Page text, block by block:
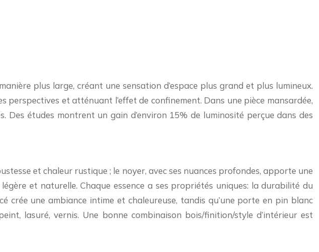
plus large, créant une sensation d’espace plus grand et plus lumineux.
et atténuant l’effet de confinement. Dans une pièce mansardée,
Des études montrent un gain d’environ 15% de luminosité perçue dans des
et chaleur rustique ; le noyer, avec ses nuances profondes, apporte une
et naturelle. Chaque essence a ses propriétés uniques: la durabilité du
une ambiance intime et chaleureuse, tandis qu’une porte en pin blanc
lasuré, vernis. Une bonne combinaison bois/finition/style d’intérieur est